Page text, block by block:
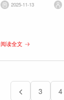
2025-11-13
阅读全文
3 4